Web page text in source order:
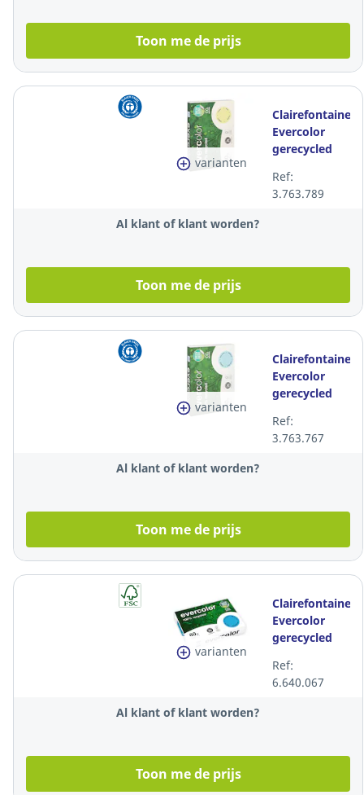
Toon me de prijs
varianten
Clairefontaine
Evercolor
gerecycled
A4 papier,
80g, per 500
Ref:
3.763.789
Al klant of klant worden?
Toon me de prijs
varianten
Clairefontaine
Evercolor
gerecycled
papier, 80 g,
per 500 vellen
Ref:
3.763.767
Al klant of klant worden?
Toon me de prijs
varianten
Clairefontaine
Evercolor
gerecycled
A4 papier, 80
g, per 500 vel
Ref:
6.640.067
Al klant of klant worden?
Toon me de prijs